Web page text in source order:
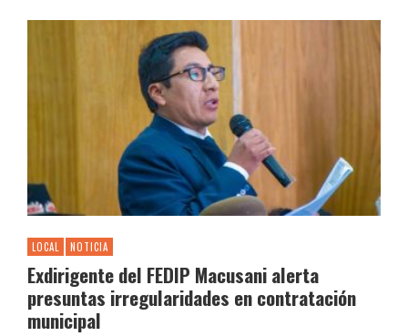
LOCAL NOTICIA
Exdirigente del FEDIP Macusani alerta
presuntas irregularidades en contratación
municipal